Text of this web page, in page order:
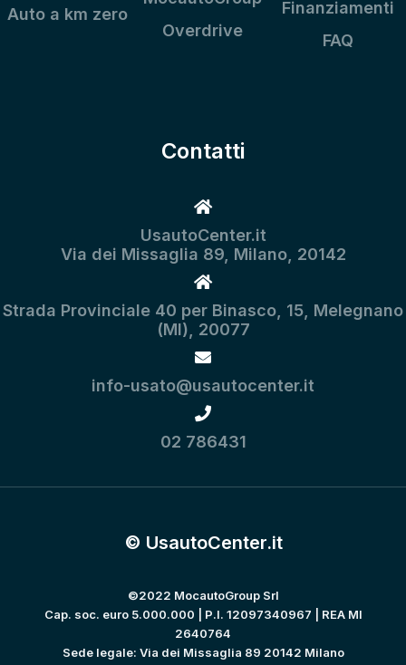
Auto a km zero
Overdrive
Finanziamenti
FAQ
Contatti
UsautoCenter.it
Via dei Missaglia 89, Milano, 20142
Strada Provinciale 40 per Binasco, 15, Melegnano
(MI), 20077
info-usato@usautocenter.it
02 786431
© UsautoCenter.it
©2022 MocautoGroup Srl
Cap. soc. euro 5.000.000 | P.I. 12097340967 | REA MI
2640764
Sede legale: Via dei Missaglia 89 20142 Milano